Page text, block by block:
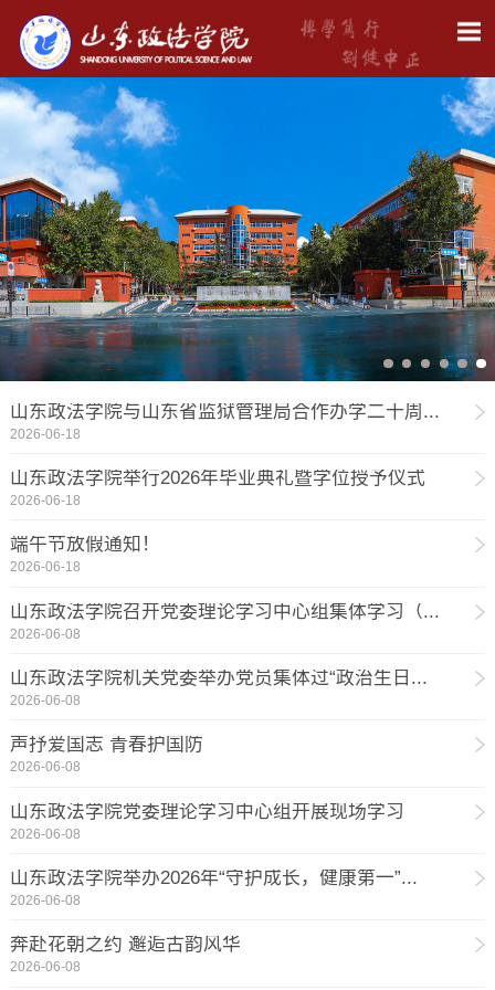
山东政法学院与山东省监狱管理局合作办学二十周...
2026-06-18
山东政法学院举行2026年毕业典礼暨学位授予仪式
2026-06-18
端午节放假通知！
2026-06-18
山东政法学院召开党委理论学习中心组集体学习（...
2026-06-08
山东政法学院机关党委举办党员集体过“政治生日...
2026-06-08
声抒爱国志 青春护国防
2026-06-08
山东政法学院党委理论学习中心组开展现场学习
2026-06-08
山东政法学院举办2026年“守护成长，健康第一”...
2026-06-08
奔赴花朝之约 邂逅古韵风华
2026-06-08